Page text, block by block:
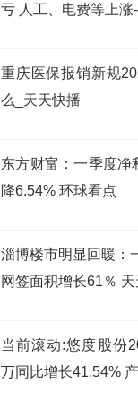
亏 人工、电费等上涨
重庆医保报销新规
么_天天快播
东方财富：一季度净
降6.54% 环球看点
淄博楼市明显回暖：
网签面积增长61％
当前滚动:悠度股份
万同比增长41.54%